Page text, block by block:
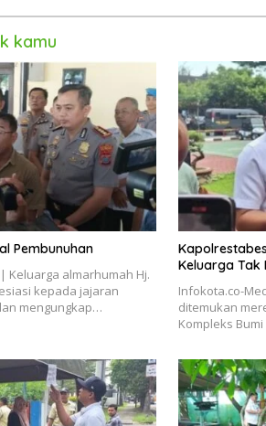
kamu
Pembunuhan
almarhumah Hj.
kepada jajaran
mengungkap…
Keluarga Tak
Infokota.co-
ditemukan
Kompleks